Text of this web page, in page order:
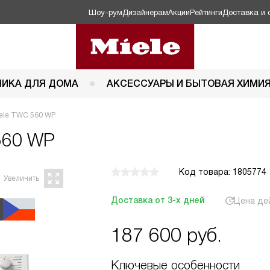
Шоу-рум ДизайнерамАкцииРейтинги Доставка и
ДЛЯ ДОМА АКСЕССУАРЫ И БЫТОВАЯ
TWC 560 WP
WP
Код товара: 1805774
Доставка от 3-х дней Цена
187 600 руб.
Ключевые особенности